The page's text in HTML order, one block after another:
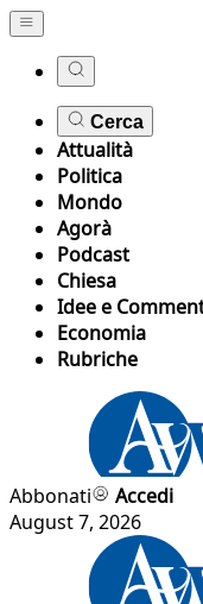
Cerca
Attualità
Politica
Mondo
Agorà
Podcast
Chiesa
Idee e
Economia
Rubriche
Abbonati
Accedi
August 7, 2026